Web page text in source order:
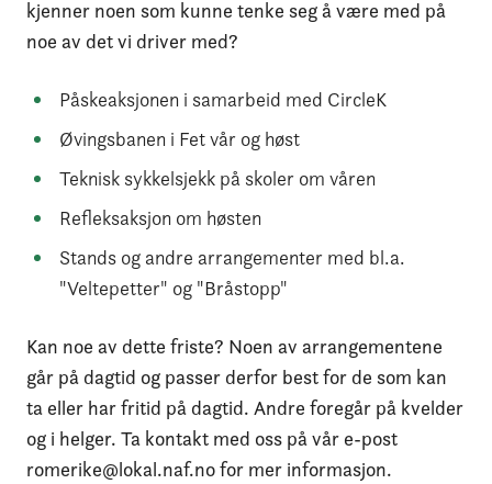
kjenner noen som kunne tenke seg å være med på
noe av det vi driver med?
Påskeaksjonen i samarbeid med CircleK
Øvingsbanen i Fet vår og høst
Teknisk sykkelsjekk på skoler om våren
Refleksaksjon om høsten
Stands og andre arrangementer med bl.a.
"Veltepetter" og "Bråstopp"
Kan noe av dette friste? Noen av arrangementene
går på dagtid og passer derfor best for de som kan
ta eller har fritid på dagtid. Andre foregår på kvelder
og i helger. Ta kontakt med oss på vår e-post
romerike@lokal.naf.no for mer informasjon.